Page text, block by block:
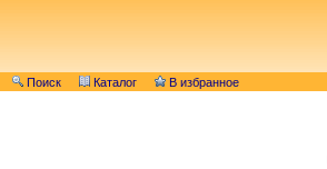
Поиск Каталог В избранное